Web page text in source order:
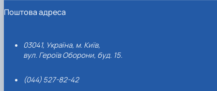
Поштова адреса
03041, Україна, м. Київ,
вул. Героїв Оборони, буд. 15.
(044) 527-82-42